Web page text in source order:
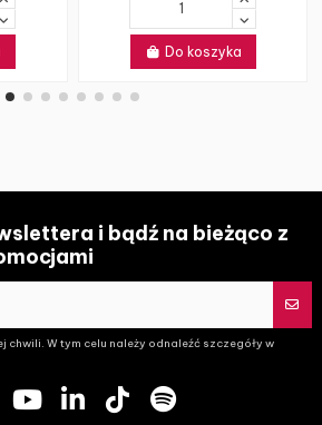
Do koszyka
i bądź na bieżąco z
chwili. W tym celu należy odnaleźć szczegóły w